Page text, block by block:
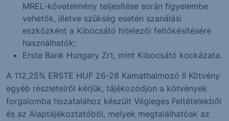
MREL-követelmény teljesítése során figyelembe
vehetők, illetve szükség esetén szanálási
eszközként a Kibocsátó hitelezői feltőkésítésére
használhatók;
Erste Bank Hungary Zrt, mint Kibocsátó kockázata.
A 112,25% ERSTE HUF 26-28 Kamathalmozó II Kötvény
egyéb részleteiről kérjük, tájékozódjon a kötvények
forgalomba hozatalához készült Végleges Feltételekből
és az Alaptájékoztatóból, melyek megtalálhatóak az